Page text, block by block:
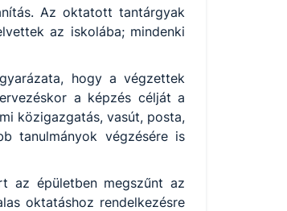
Az oktatott tantárgyak
az iskolába; mindenki
hogy a végzettek
a képzés célját a
közigazgatás, vasút, posta,
tanulmányok végzésére is
az épületben megszűnt az
oktatáshoz rendelkezésre